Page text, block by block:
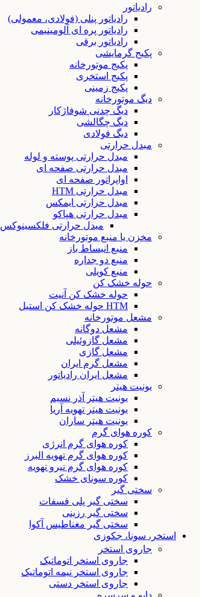
رادیاتور
رادیاتور پنلی (فولادی، معمولی)
رادیاتور پره ای آلومینیمی
رادیاتور برقی
پکیج گرمایشی
پکیج موتورخانه
پکیج استخری
پکیج زمینی
دیگ موتورخانه
دیگ چدنی شوفاژکار
دیگ چگالشی
دیگ فولادی
مبدل حرارتی
مبدل حرارتی پوسته و لوله
مبدل حرارتی صفحه ای
اواپراتور صفحه ای
مبدل حرارتی HTM
مبدل حرارتی ایمکس
مبدل حرارتی هپاکو
مبدل حرارتی فلکسینوکس
مخزن یا منبع موتورخانه
منبع انبساط باز
منبع دو جداره
منبع کویلی
حوله خشک کن
حوله خشک کن آنیت
HTM حوله خشک کن استیل
مشعل موتورخانه
مشعل دوگانه
مشعل گازوئیلی
مشعل گازی
مشعل گرم ایران
مشعل ایران رادیاتور
یونیت هیتر
یونیت هیتر آذر نسیم
یونیت هیتر تهویه آریا
یونیت هیتر ساران
کوره هوای گرم
کوره هوای گرم انرژی
کوره هوای گرم تهویه البرز
کوره هوای گرم نیرو تهویه
کوره سونای خشک
سختی گیر
سختی گیر پلی فسفات
سختی گیر رزینی
سختی گیر مغناطیس آکوا
استخر، سونا، جکوزی
جاروی استخر
جاروی استخر اتوماتیک
جاروی استخر نیمه اتوماتیک
جاروی استخر دستی
دایو و سرسره